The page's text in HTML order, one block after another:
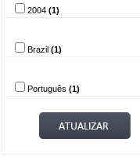
2004 (1)
Brazil (1)
Português (1)